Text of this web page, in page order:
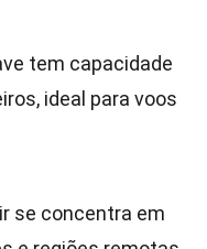
tem capacidade
ideal para voos
se concentra em